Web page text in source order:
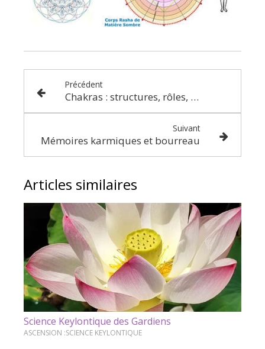
Précédent
Chakras : structures, rôles, organes
Suivant
Mémoires karmiques et bourreau
Articles similaires
Science Keylontique des Gardiens
ASCENSION :SCIENCE KEYLONTIQUE